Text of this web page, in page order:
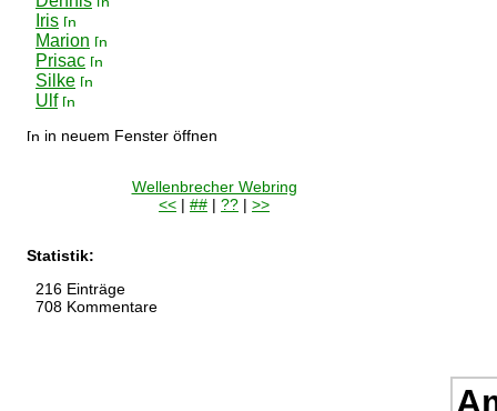
Iris
Marion
Prisac
Silke
Ulf
in neuem Fenster öffnen
Wellenbrecher Webring
<< | ## | ?? | >>
Statistik:
216 Einträge
708 Kommentare